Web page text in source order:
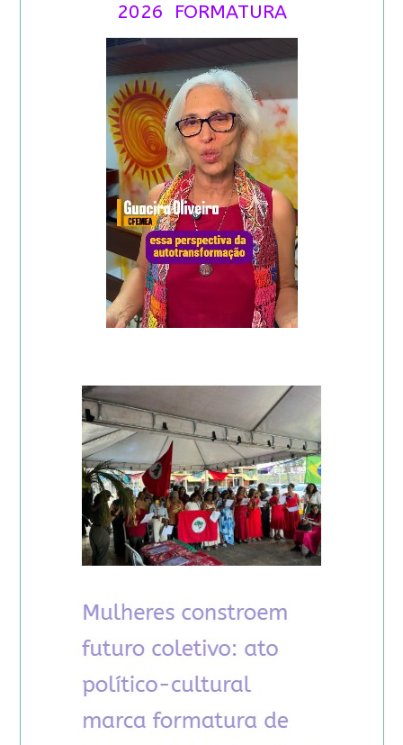
2026 FORMATURA